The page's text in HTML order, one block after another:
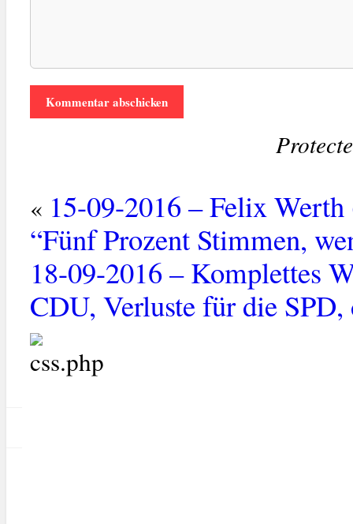
« 15-09-2016 – Felix
“Fünf Prozent Stimmen,
18-09-2016 – Komplettes
CDU, Verluste für die